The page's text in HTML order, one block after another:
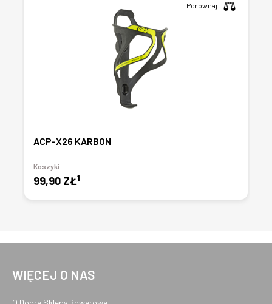
ACP-X26 KARBON
Koszyki
99,90 ZŁ1
Porównaj
WIĘCEJ O NAS